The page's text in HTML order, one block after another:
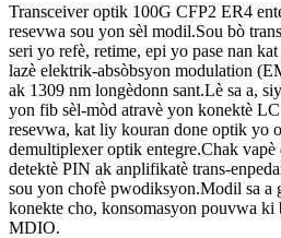
Transceiver optik 100G CFP2 ER4
resevwa sou yon sèl modil.Sou bò
seri yo refè, retime, epi yo pase nan
lazè elektrik-absòbsyon modulation
ak 1309 nm longèdonn sant.Lè sa a,
yon fib sèl-mòd atravè yon konektè
resevwa, kat liy kouran done optik yo
demultiplexer optik entegre.Chak
detektè PIN ak anplifikatè trans-
sou yon chofè pwodiksyon.Modil sa a
konekte cho, konsomasyon pouvwa ki
MDIO.